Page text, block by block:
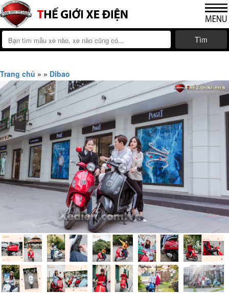
Tìm
Trang chủ » » Dibao